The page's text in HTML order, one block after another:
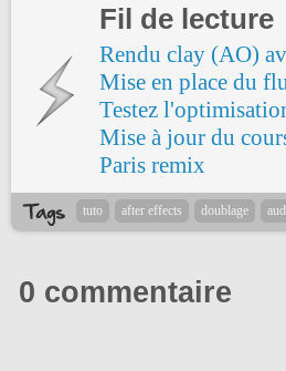
Fil de lecture
Rendu clay (AO)
Mise en place du
Testez
Mise à jour du
Paris remix
tuto after effects doublage
0 commentaire